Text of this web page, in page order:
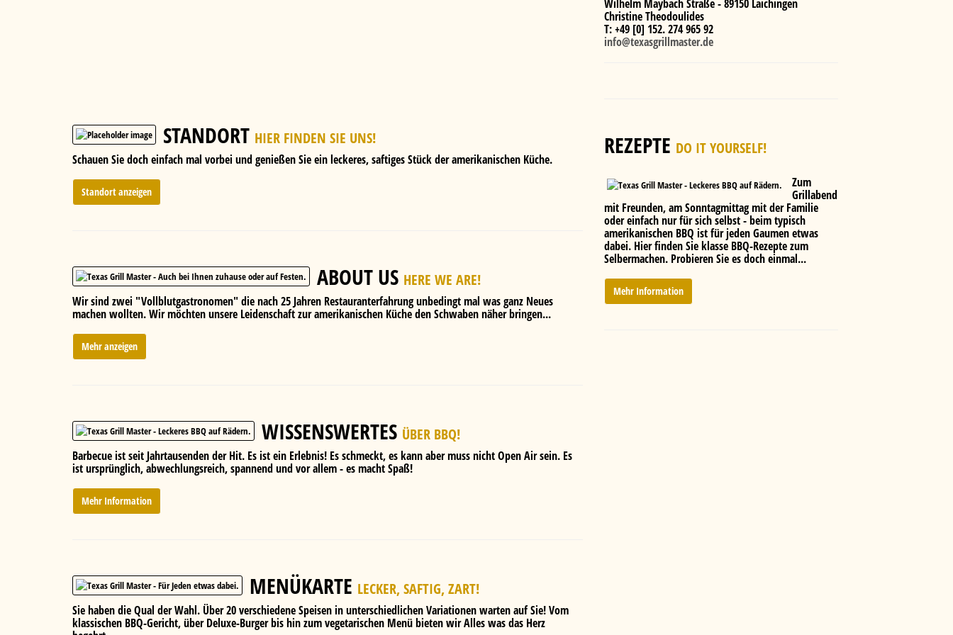
STANDORT HIER FINDEN SIE UNS!
Schauen Sie doch einfach mal vorbei und genießen Sie ein leckeres, saftiges Stück der amerikanischen Küche.
Standort anzeigen
ABOUT US HERE WE ARE!
Wir sind zwei "Vollblutgastronomen" die nach 25 Jahren Restauranterfahrung unbedingt mal was ganz Neues
machen wollten. Wir möchten unsere Leidenschaft zur amerikanischen Küche den Schwaben näher bringen...
Mehr anzeigen
WISSENSWERTES ÜBER BBQ!
Barbecue ist seit Jahrtausenden der Hit. Es ist ein Erlebnis! Es schmeckt, es kann aber muss nicht Open Air sein. Es
ist ursprünglich, abwechlungsreich, spannend und vor allem - es macht Spaß!
Mehr Information
MENÜKARTE LECKER, SAFTIG, ZART!
Sie haben die Qual der Wahl. Über 20 verschiedene Speisen in unterschiedlichen Variationen warten auf Sie! Vom
klassischen BBQ-Gericht, über Deluxe-Burger bis hin zum vegetarischen Menü bieten wir Alles was das Herz
Wilhelm Maybach Straße - 89150 Laichingen
Christine Theodoulides
T: +49 [0] 152. 274 965 92
info@texasgrillmaster.de
REZEPTE DO IT YOURSELF!
Zum
Grillabend
mit Freunden, am Sonntagmittag mit der Familie
oder einfach nur für sich selbst - beim typisch
amerikanischen BBQ ist für jeden Gaumen etwas
dabei. Hier finden Sie klasse BBQ-Rezepte zum
Selbermachen. Probieren Sie es doch einmal...
Mehr Information